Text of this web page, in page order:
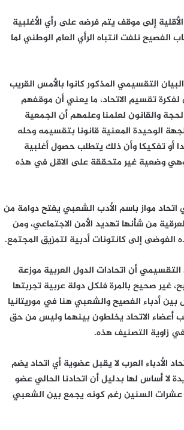
إلى موقف يتم فرضه على رأي الأغلبية
الفصيح نلفت انتباه الرأي العام الوطني لما
التقسيمي المذكور كانوا بالأمس القريب
تقسيم الاتحاد، ما يعني أن موقفهم
والقانون لعلمنا وعلمهم أن الجمعية
الوحيدة المعنية قانونا بتقسيمه وحله
أو تفكيكا وأن ذلك يتطلب حصول أغلبية
وهي وضعية غير متحققة على الاقل في هذه
اتحاد مواز باسم الأدب الشعبي يفتح دوامة من
من شأنها تهديد الأمن الاجتماعي، ومن
إلى كانتونات أدبية لتمزيق المجتمع.
التقسيمي أن اتحادات الدول العربية موزعة
غير صحيح بالمرة فلكل دولة عربية تجربتها
بين أدباء الفصيح والشعبي هنا في موريتانيا
أعضاء الاتحاد يخلطون بينهما وليس من حق
زاوية التصنيف هذه.
الأدباء العرب لا يقبل عضوية أي اتحاد يضم
لا أساس لها بدليل أن اتحادنا الحالي عضو
عشرات السنين رغم كونه يجمع بين الشعبي